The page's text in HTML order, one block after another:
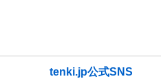
tenki.jp公式SNS